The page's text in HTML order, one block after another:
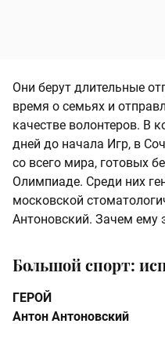
Они берут длительные
время о семьях и
качестве волонтеров. В
дней до начала Игр, в
со всего мира, готовых
Олимпиаде. Среди них
московской
Антоновский. Зачем ему
Большой спорт:
ГЕРОЙ
Антон Антоновский